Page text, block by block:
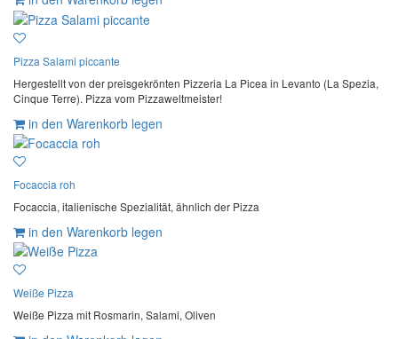
Pizza Salami piccante
Hergestellt von der preisgekrönten Pizzeria La Picea in Levanto (La Spezia,
Cinque Terre). Pizza vom Pizzaweltmeister!
in den Warenkorb legen
Focaccia roh
Focaccia, italienische Spezialität, ähnlich der Pizza
in den Warenkorb legen
Weiße Pizza
Weiße Pizza mit Rosmarin, Salami, Oliven